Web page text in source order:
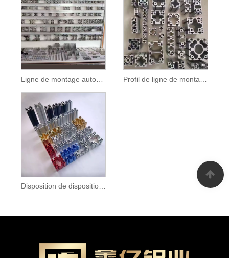
Ligne de montage automatique Profil en aluminium industriel
Disposition de disposition de la ligne de montage.